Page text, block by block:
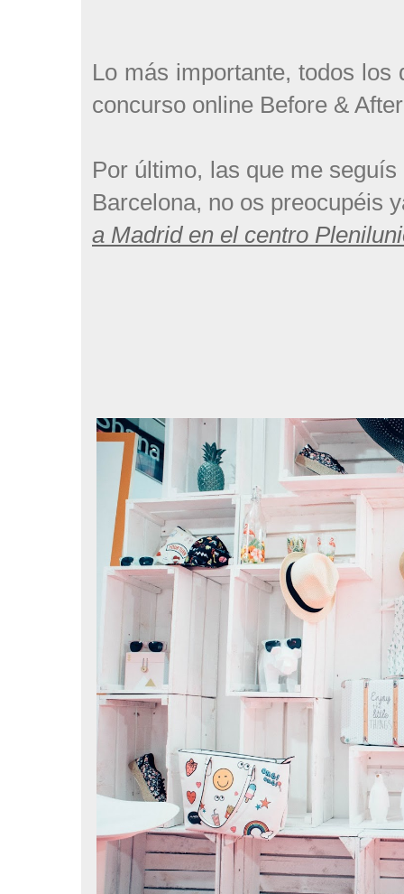
Lo más importante, todos
concurso online Before &
Por último, las que me
Barcelona, no os preocupéis
a Madrid en el centro